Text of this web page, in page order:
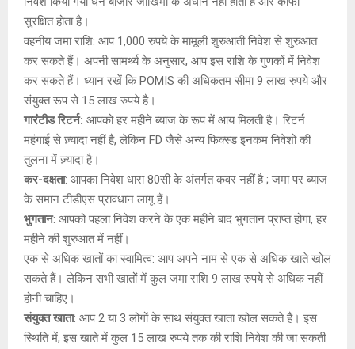
सुरक्षित होता है।
वहनीय जमा राशि: आप 1,000 रुपये के मामूली शुरुआती निवेश से शुरुआत
कर सकते हैं। अपनी सामर्थ्य के अनुसार, आप इस राशि के गुणकों में निवेश
कर सकते हैं। ध्यान रखें कि POMIS की अधिकतम सीमा 9 लाख रुपये और
संयुक्त रूप से 15 लाख रुपये है।
गारंटीड रिटर्न: आपको हर महीने ब्याज के रूप में आय मिलती है। रिटर्न
महंगाई से ज़्यादा नहीं है, लेकिन FD जैसे अन्य फिक्स्ड इनकम निवेशों की
तुलना में ज़्यादा है।
कर-दक्षता: आपका निवेश धारा 80सी के अंतर्गत कवर नहीं है ; जमा पर ब्याज
के समान टीडीएस प्रावधान लागू हैं।
भुगतान: आपको पहला निवेश करने के एक महीने बाद भुगतान प्राप्त होगा, हर
महीने की शुरुआत में नहीं।
एक से अधिक खातों का स्वामित्व: आप अपने नाम से एक से अधिक खाते खोल
सकते हैं। लेकिन सभी खातों में कुल जमा राशि 9 लाख रुपये से अधिक नहीं
होनी चाहिए।
संयुक्त खाता: आप 2 या 3 लोगों के साथ संयुक्त खाता खोल सकते हैं। इस
स्थिति में, इस खाते में कुल 15 लाख रुपये तक की राशि निवेश की जा सकती